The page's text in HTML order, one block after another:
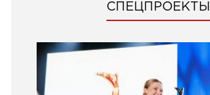
СПЕЦПРОЕКТЫ